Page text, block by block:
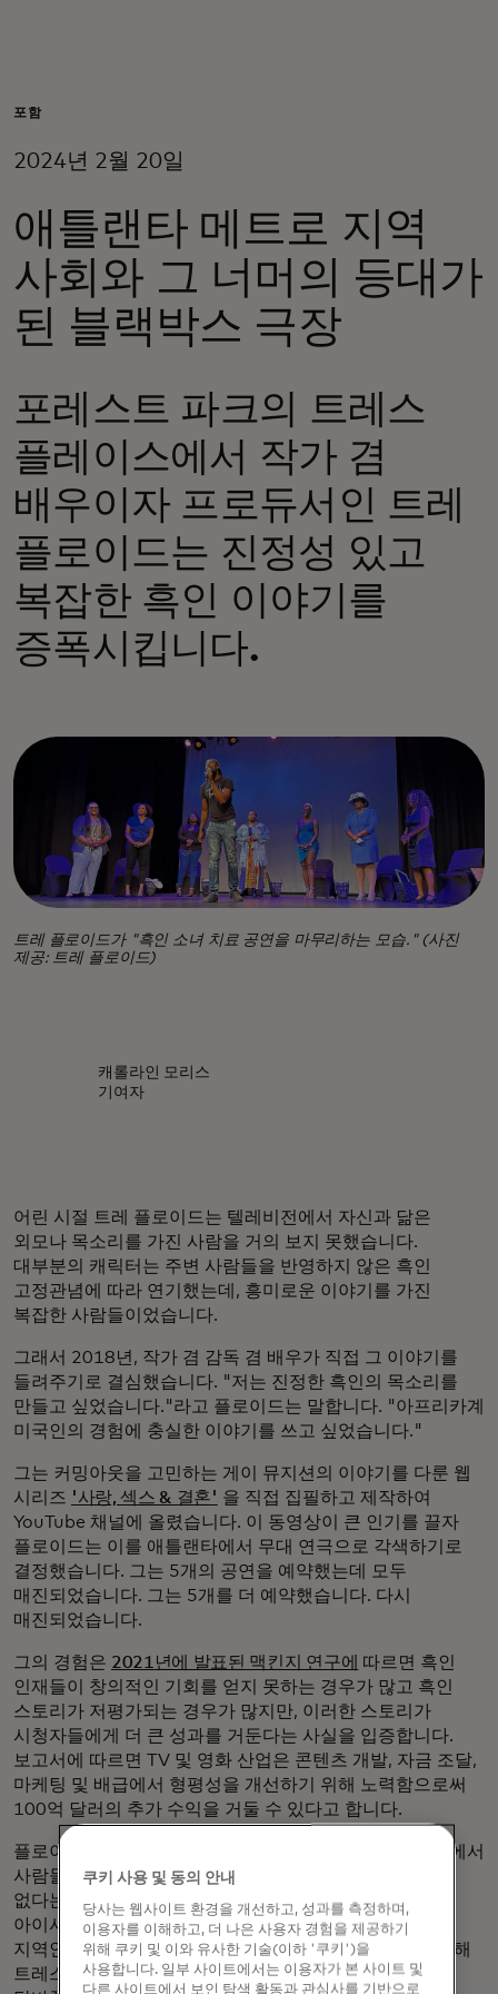
혁신가를 위한 서비스
뉴스 및 트렌드
포함
2024년 2월 20일
애틀랜타 메트로 지역
사회와 그 너머의 등대가
된 블랙박스 극장
포레스트 파크의 트레스
플레이스에서 작가 겸
배우이자 프로듀서인 트레
플로이드는 진정성 있고
복잡한 흑인 이야기를
증폭시킵니다.
트레 플로이드가 "흑인 소녀 치료 공연을 마무리하는 모습." (사진
제공: 트레 플로이드)
캐롤라인 모리스
기여자
어린 시절 트레 플로이드는 텔레비전에서 자신과 닮은
외모나 목소리를 가진 사람을 거의 보지 못했습니다.
대부분의 캐릭터는 주변 사람들을 반영하지 않은 흑인
고정관념에 따라 연기했는데, 흥미로운 이야기를 가진
복잡한 사람들이었습니다.
그래서 2018년, 작가 겸 감독 겸 배우가 직접 그 이야기를
들려주기로 결심했습니다. "저는 진정한 흑인의 목소리를
만들고 싶었습니다."라고 플로이드는 말합니다. "아프리카계
미국인의 경험에 충실한 이야기를 쓰고 싶었습니다."
그는 커밍아웃을 고민하는 게이 뮤지션의 이야기를 다룬 웹
시리즈 '사랑, 섹스 & 결혼' 을 직접 집필하고 제작하여
YouTube 채널에 올렸습니다. 이 동영상이 큰 인기를 끌자
플로이드는 이를 애틀랜타에서 무대 연극으로 각색하기로
결정했습니다. 그는 5개의 공연을 예약했는데 모두
매진되었습니다. 그는 5개를 더 예약했습니다. 다시
매진되었습니다.
그의 경험은 2021년에 발표된 맥킨지 연구에
따르면 흑인
인재들이 창의적인 기회를 얻지 못하는 경우가 많고 흑인
스토리가 저평가되는 경우가 많지만, 이러한 스토리가
시청자들에게 더 큰 성과를 거둔다는 사실을 입증합니다.
보고서에 따르면 TV 및 영화 산업은 콘텐츠 개발, 자금 조달,
마케팅 및 배급에서 형평성을 개선하기 위해 노력함으로써
100억 달러의 추가 수익을 거둘 수 있다고 합니다.
플로이드는 계속해서 글을 쓰고 제작하면서 커뮤니티 내에서
사람들이 정기적으로 자신과 같은 연극을 볼 수 있는 곳이
없다는 것을 깨달았습니다. 그래서 2020년, 그는 여동생
아이샤 더들리와 함께 애틀랜타 교외의 저소득층 밀집
지역인 포레스트 파크에 있는 오래된 오피스 빌딩을 매입해
트레스 플레이스(Tre's Place)라는 블랙박스 극장으로
쿠키 사용 및 동의 안내
당사는 웹사이트 환경을 개선하고, 성과를 측정하며,
이용자를 이해하고, 더 나은 사용자 경험을 제공하기
위해 쿠키 및 이와 유사한 기술(이하 '쿠키')을
사용합니다. 일부 사이트에서는 이용자가 본 사이트 및
다른 사이트에서 보인 탐색 활동과 관심사를 기반으로